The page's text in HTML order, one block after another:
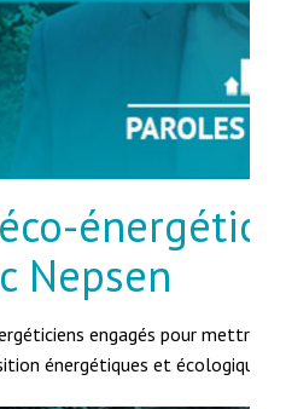
Nepsen
engagés pour mettre en
énergétiques et écologiques.